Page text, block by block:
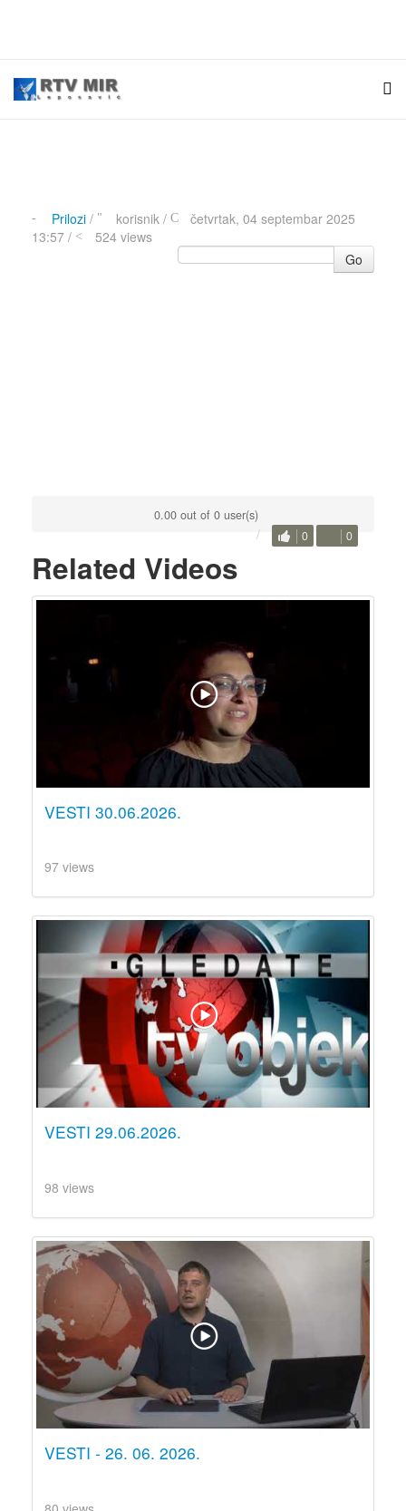
Prilozi/ korisnik /
četvrtak, 04 septembar 2025
13:57 /
524 views
Go
0.00 out of 0 user(s)
0 0
Related Videos
VESTI 30.06.2026.
97 views
VESTI 29.06.2026.
98 views
VESTI - 26. 06. 2026.